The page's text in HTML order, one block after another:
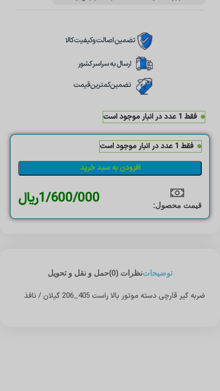
فقط 1 عدد در انبار موجود است
فقط 1 عدد در انبار موجود است
افزودن به سبد خرید
قیمت محصول:​ 1/600/000ریال
توضیحاتنظرات (0) حمل و نقل و تحویل
ضربه گیر قارچی دسته موتور بالا راست 405_206 گیلان / نافذ